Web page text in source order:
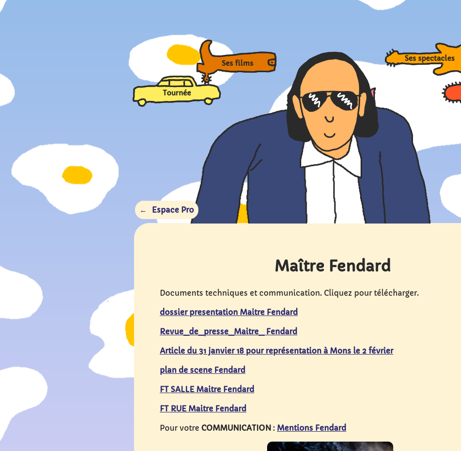
Sa vie
Ses spectacles
Ses films
Tournée
Espace Pro
Maître Fendard
Documents techniques et communication. Cliquez pour télécharger.
dossier presentation Maitre Fendard
Revue_de_presse_Maitre_ Fendard
Article du 31 janvier 18 pour représentation à Mons le 2 février
plan de scene Fendard
FT SALLE Maitre Fendard
FT RUE Maitre Fendard
Pour votre COMMUNICATION : Mentions Fendard